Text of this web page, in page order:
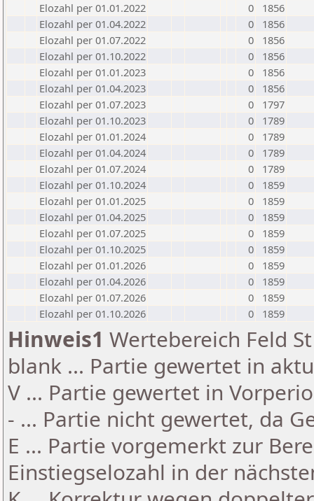
Elozahl per 01.01.2022
0
1856
Elozahl per 01.04.2022
0
1856
Elozahl per 01.07.2022
0
1856
Elozahl per 01.10.2022
0
1856
Elozahl per 01.01.2023
0
1856
Elozahl per 01.04.2023
0
1856
Elozahl per 01.07.2023
0
1797
Elozahl per 01.10.2023
0
1789
Elozahl per 01.01.2024
0
1789
Elozahl per 01.04.2024
0
1789
Elozahl per 01.07.2024
0
1789
Elozahl per 01.10.2024
0
1859
Elozahl per 01.01.2025
0
1859
Elozahl per 01.04.2025
0
1859
Elozahl per 01.07.2025
0
1859
Elozahl per 01.10.2025
0
1859
Elozahl per 01.01.2026
0
1859
Elozahl per 01.04.2026
0
1859
Elozahl per 01.07.2026
0
1859
Elozahl per 01.10.2026
0 1859
Hinweis1 Wertebereich Feld
blank ... Partie gewertet in
V ... Partie gewertet in
- ... Partie nicht gewertet, da
E ... Partie vorgemerkt zur
Einstiegselozahl in der